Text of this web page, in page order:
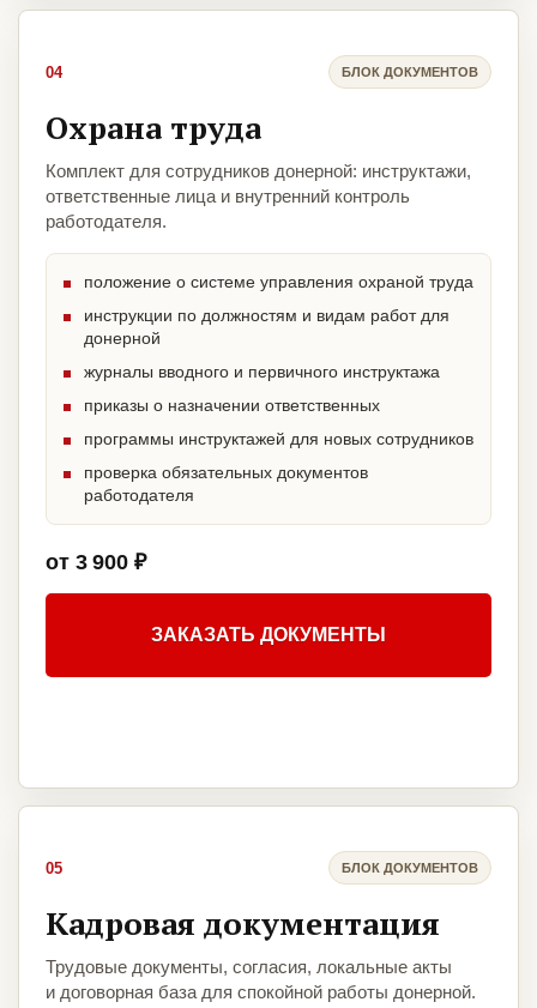
04 БЛОК ДОКУМЕНТОВ
Охрана труда
Комплект для сотрудников донерной: инструктажи,
ответственные лица и внутренний контроль
работодателя.
положение о системе управления охраной труда
инструкции по должностям и видам работ для
донерной
журналы вводного и первичного инструктажа
приказы о назначении ответственных
программы инструктажей для новых сотрудников
проверка обязательных документов
работодателя
от 3 900 ₽
ЗАКАЗАТЬ ДОКУМЕНТЫ
05 БЛОК ДОКУМЕНТОВ
Кадровая документация
Трудовые документы, согласия, локальные акты
и договорная база для спокойной работы донерной.